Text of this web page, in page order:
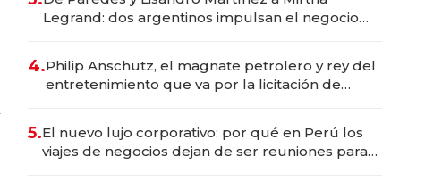
Legrand: dos argentinos impulsan el negocio
4.Philip Anschutz, el magnate petrolero y rey del
entretenimiento que va por la licitación de
5.El nuevo lujo corporativo: por qué en Perú los
viajes de negocios dejan de ser reuniones para